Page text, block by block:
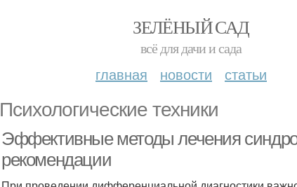
ЗЕЛЁНЫЙ САД
всё для дачи и сада
главная новости статьи
Психологические техники
Эффективные методы лечения
рекомендации